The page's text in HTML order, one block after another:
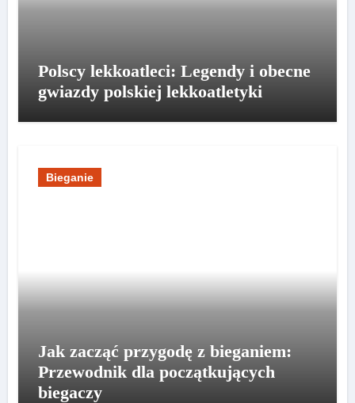
Polscy lekkoatleci: Legendy i obecne
gwiazdy polskiej lekkoatletyki
Bieganie
Jak zacząć przygodę z bieganiem:
Przewodnik dla początkujących
biegaczy